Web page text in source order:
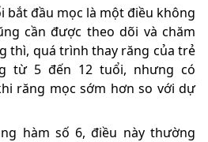
bắt đầu mọc là một điều không
cần được theo dõi và chăm
thì, quá trình thay răng của trẻ
từ 5 đến 12 tuổi, nhưng có
răng mọc sớm hơn so với dự
hàm số 6, điều này thường